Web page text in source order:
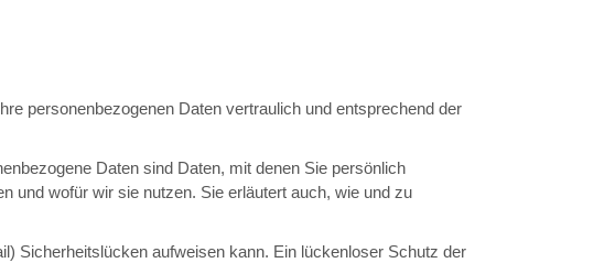
personenbezogenen Daten vertraulich und entsprechend der
Daten sind Daten, mit denen Sie persönlich
und wofür wir sie nutzen. Sie erläutert auch, wie und zu
Sicherheitslücken aufweisen kann. Ein lückenloser Schutz der